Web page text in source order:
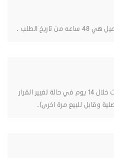
الطلب .
يمكنك عمل طلب استرجاع للمنتجات خلال 14 يوم في حالة تغيير القرار
وقابل للبيع مرة اخرى).